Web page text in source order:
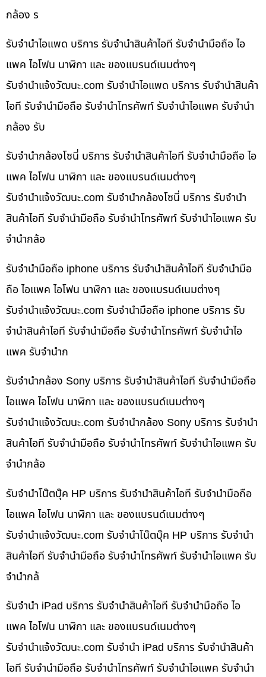
กล้อง ร
รับจำนำไอแพด บริการ รับจำนำสินค้าไอที รับจำนำมือถือ ไอ
แพค ไอโฟน นาฬิกา และ ของแบรนด์เนมต่างๆ
รับจํานําแจ้งวัฒนะ.com รับจำนำไอแพด บริการ รับจำนำสินค้า
ไอที รับจำนำมือถือ รับจำนำโทรศัพท์ รับจำนำไอแพค รับจำนำ
กล้อง รับ
รับจำนำกล้องโซนี่ บริการ รับจำนำสินค้าไอที รับจำนำมือถือ ไอ
แพค ไอโฟน นาฬิกา และ ของแบรนด์เนมต่างๆ
รับจํานําแจ้งวัฒนะ.com รับจำนำกล้องโซนี่ บริการ รับจำนำ
สินค้าไอที รับจำนำมือถือ รับจำนำโทรศัพท์ รับจำนำไอแพค รับ
จำนำกล้อ
รับจำนำมือถือ iphone บริการ รับจำนำสินค้าไอที รับจำนำมือ
ถือ ไอแพค ไอโฟน นาฬิกา และ ของแบรนด์เนมต่างๆ
รับจํานําแจ้งวัฒนะ.com รับจำนำมือถือ iphone บริการ รับ
จำนำสินค้าไอที รับจำนำมือถือ รับจำนำโทรศัพท์ รับจำนำไอ
แพค รับจำนำก
รับจำนำกล้อง Sony บริการ รับจำนำสินค้าไอที รับจำนำมือถือ
ไอแพค ไอโฟน นาฬิกา และ ของแบรนด์เนมต่างๆ
รับจํานําแจ้งวัฒนะ.com รับจำนำกล้อง Sony บริการ รับจำนำ
สินค้าไอที รับจำนำมือถือ รับจำนำโทรศัพท์ รับจำนำไอแพค รับ
จำนำกล้อ
รับจำนำโน๊ตบุ๊ค HP บริการ รับจำนำสินค้าไอที รับจำนำมือถือ
ไอแพค ไอโฟน นาฬิกา และ ของแบรนด์เนมต่างๆ
รับจํานําแจ้งวัฒนะ.com รับจำนำโน๊ตบุ๊ค HP บริการ รับจำนำ
สินค้าไอที รับจำนำมือถือ รับจำนำโทรศัพท์ รับจำนำไอแพค รับ
จำนำกล้
รับจำนำ iPad บริการ รับจำนำสินค้าไอที รับจำนำมือถือ ไอ
แพค ไอโฟน นาฬิกา และ ของแบรนด์เนมต่างๆ
รับจํานําแจ้งวัฒนะ.com รับจำนำ iPad บริการ รับจำนำสินค้า
ไอที รับจำนำมือถือ รับจำนำโทรศัพท์ รับจำนำไอแพค รับจำนำ